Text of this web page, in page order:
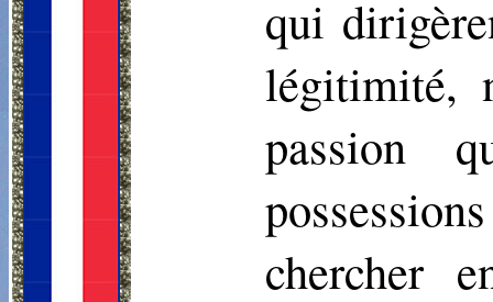
qui
légitimité,
passion
chercher